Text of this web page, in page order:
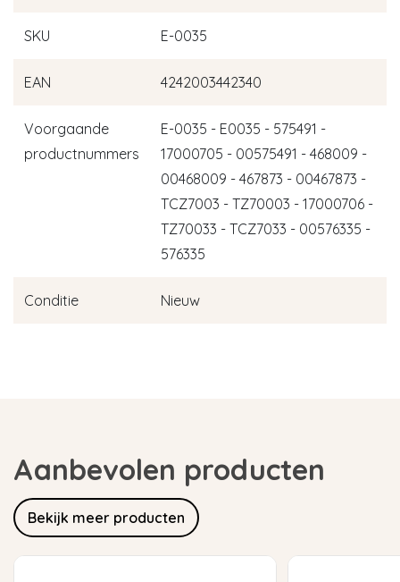
SKU E-0035
EAN 4242003442340
Voorgaande
productnummers
E-0035 - E0035 - 575491 -
17000705 - 00575491 - 468009 -
00468009 - 467873 - 00467873 -
TCZ7003 - TZ70003 - 17000706 -
TZ70033 - TCZ7033 - 00576335 -
576335
Conditie Nieuw
Aanbevolen producten
Bekijk meer producten